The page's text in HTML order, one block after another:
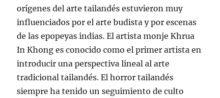
orígenes del arte tailandés estuvieron muy
influenciados por el arte budista y por escenas
de las epopeyas indias. El artista monje Khrua
In Khong es conocido como el primer artista en
introducir una perspectiva lineal al arte
tradicional tailandés. El horror tailandés
siempre ha tenido un seguimiento de culto